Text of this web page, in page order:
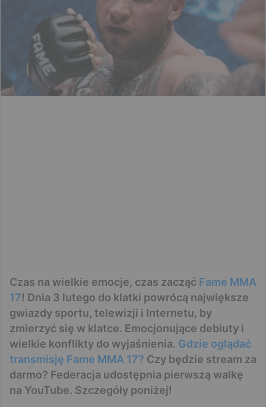
Czas na wielkie emocje, czas zacząć Fame MMA
17! Dnia 3 lutego do klatki powrócą największe
gwiazdy sportu, telewizji i Internetu, by
zmierzyć się w klatce. Emocjonujące debiuty i
wielkie konflikty do wyjaśnienia. Gdzie oglądać
transmisję Fame MMA 17? Czy będzie stream za
darmo? Federacja udostępnia pierwszą walkę
na YouTube. Szczegóły poniżej!